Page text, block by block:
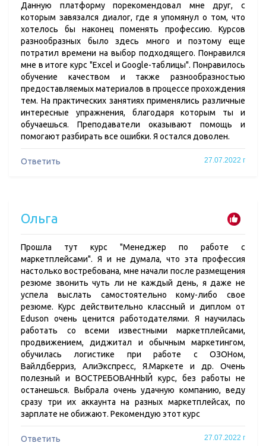
Данную платформу порекомендовал мне друг, с
которым завязался диалог, где я упомянул о том, что
хотелось бы наконец поменять профессию. Курсов
разнообразных было здесь много и поэтому еще
потратил времени на выбор подходящего. Понравился
мне в итоге курс "Excel и Google-таблицы". Понравилось
обучение качеством и также разнообразностью
предоставляемых материалов в процессе прохождения
тем. На практических занятиях применялись различные
интересные упражнения, благодаря которым ты и
обучаешься. Преподаватели оказывают помощь и
помогают разбирать все ошибки. Я остался доволен.
Ответить 27.07.2022 г
Ольга
Прошла тут курс "Менеджер по работе с
маркетплейсами". Я и не думала, что эта профессия
настолько востребована, мне начали после размещения
резюме звонить чуть ли не каждый день, я даже не
успела выслать самостоятельно кому-либо свое
резюме. Курс действительно классный и диплом от
Eduson очень ценится работодателями. Я научилась
работать со всеми известными маркетплейсами,
продвижением, диджитал и обычным маркетингом,
обучилась логистике при работе с ОЗОНом,
Вайлдберриз, АлиЭкспресс, Я.Маркете и др. Очень
полезный и ВОСТРЕБОВАННЫЙ курс, без работы не
останешься. Выбрала очень удачную компанию, веду
сразу три их аккаунта на разных маркетплейсах, по
зарплате не обижают. Рекомендую этот курс
Ответить 27.07.2022 г